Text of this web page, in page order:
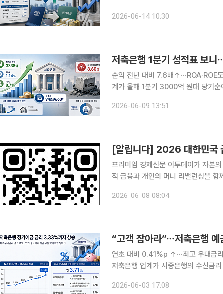
상품은 이를 넘어섰다. 특히 반도체
2026-06-14 10:30
저축은행 1분기 성적표 보
순익 전년 대비 7.6배↑⋯ROA·ROE도 개
계가 올해 1분기 3000억 원대 당기
2026-06-09 13:51
[알립니다] 2026 대한민국
프리미엄 경제신문 이투데이가 자본
적 금융과 개인의 머니 리밸런싱을
열립니다. 자본이 부동산이나 가계대
2026-06-08 08:04
“고객 잡아라”⋯저축은행
연초 대비 0.41%p ↑⋯최고 우대금리
저축은행 업계가 시중은행의 수신금
된다. 2일 저축은행중앙회 소비자
2026-06-03 17:08